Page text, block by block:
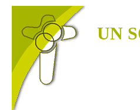
Skip
content
UN